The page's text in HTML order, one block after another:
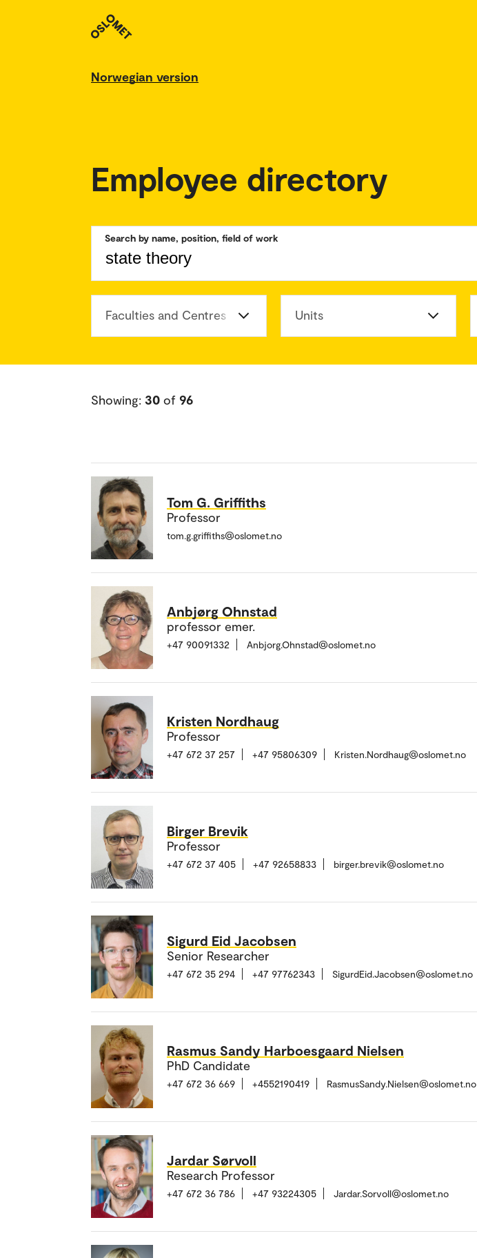
Norwegian version
Employee directory
Search by name, position, field of work
Faculties and Centres Units
Showing: 30 of 96
Tom G. Griffiths
Professor
tom.g.griffiths@oslomet.no
Anbjørg Ohnstad
professor emer.
+47 90091332 Anbjorg.Ohnstad@oslomet.no
Kristen Nordhaug
Professor
+47 672 37 257 +47 95806309 Kristen.Nordhaug@oslomet.no
Birger Brevik
Professor
+47 672 37 405 +47 92658833 birger.brevik@oslomet.no
Sigurd Eid Jacobsen
Senior Researcher
+47 672 35 294 +47 97762343 SigurdEid.Jacobsen@oslomet.no
Rasmus Sandy Harboesgaard Nielsen
PhD Candidate
+47 672 36 669 +4552190419 RasmusSandy.Nielsen@oslomet.no
Jardar Sørvoll
Research Professor
+47 672 36 786 +47 93224305 Jardar.Sorvoll@oslomet.no